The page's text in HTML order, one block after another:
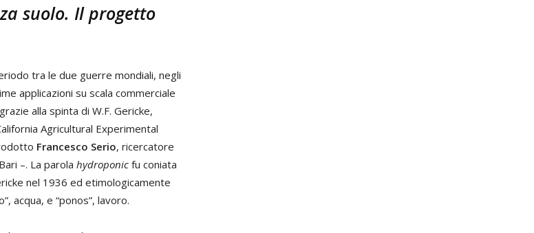
suolo. Il progetto
tra le due guerre mondiali, negli
applicazioni su scala commerciale
alla spinta di W.F. Gericke,
Agricultural Experimental
Francesco Serio, ricercatore
–. La parola hydroponic fu coniata
nel 1936 ed etimologicamente
acqua, e “ponos”, lavoro.